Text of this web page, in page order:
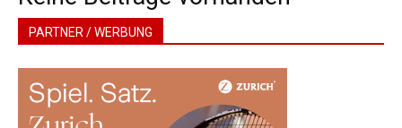
Weiss
PARTNER / WERBUNG